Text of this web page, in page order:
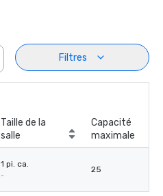
Filtres
Taille de la
salle
Capacité
maximale
1 pi. ca.
-
25